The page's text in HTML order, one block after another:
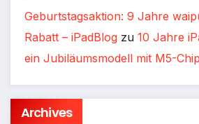
Geburtstagsaktion: 9 Jahre
Rabatt – iPadBlog zu 10 Jahre
ein Jubiläumsmodell mit M5-
Archives